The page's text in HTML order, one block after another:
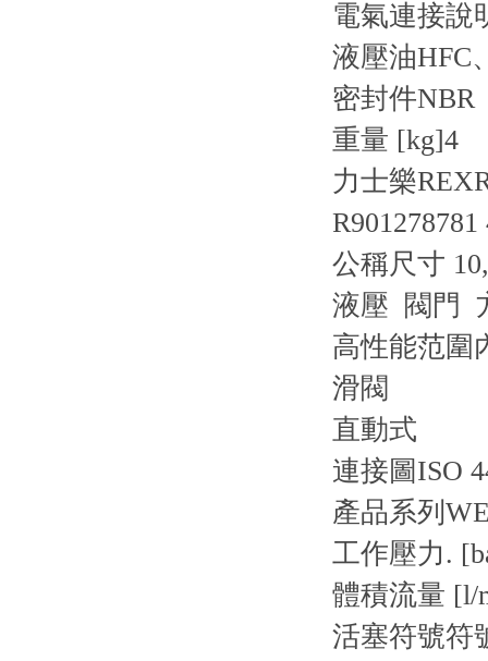
電氣連接說
液壓油HFC
密封件NBR
重量 [kg]4
力士樂
公稱尺寸
液壓 閥門
高性能范圍
滑閥
直動式
連接圖ISO
產品系列
工作壓力.
體積流量 [l/
活塞符號符